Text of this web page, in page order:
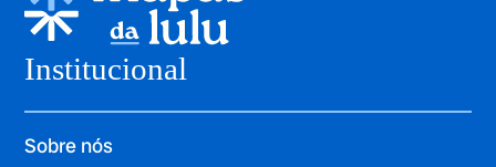
Institucional
Sobre nós